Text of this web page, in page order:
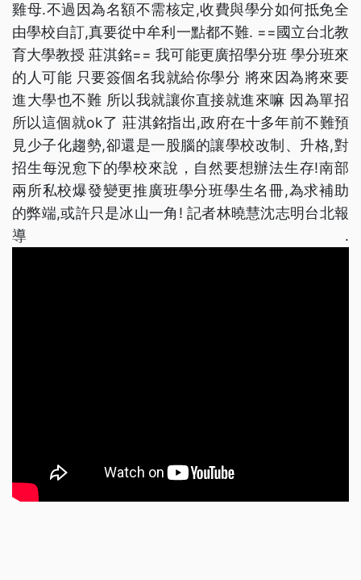
雞母.不過因為名額不需核定,收費與學分如何抵免全
由學校自訂,真要從中牟利一點都不難. ==國立台北教
育大學教授 莊淇銘== 我可能更廣招學分班 學分班來
的人可能 只要簽個名我就給你學分 將來因為將來要
進大學也不難 所以我就讓你直接就進來嘛 因為單招
所以這個就ok了 莊淇銘指出,政府在十多年前不難預
見少子化趨勢,卻還是一股腦的讓學校改制、升格,對
招生每況愈下的學校來說，自然要想辦法生存!南部
兩所私校爆發變更推廣班學分班學生名冊,為求補助
的弊端,或許只是冰山一角! 記者林曉慧沈志明台北報
導.